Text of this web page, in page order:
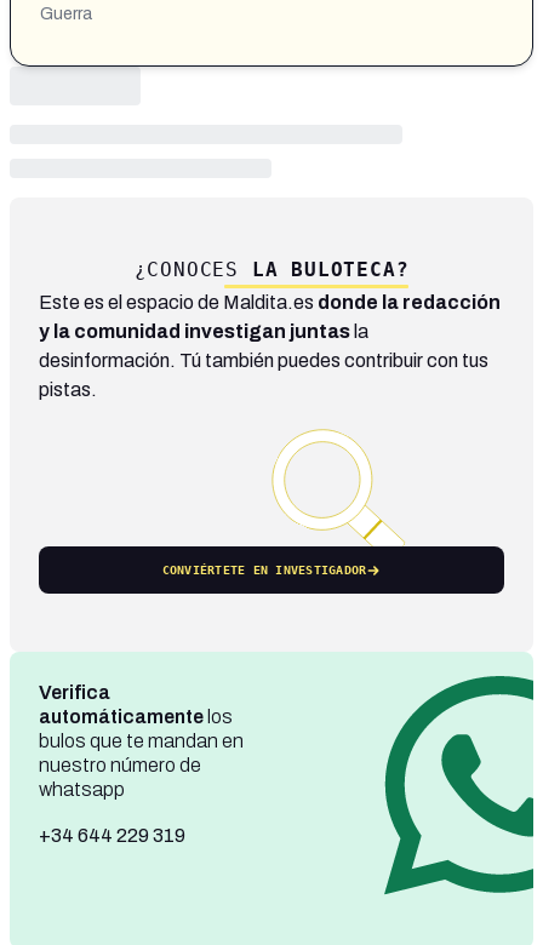
Guerra
¿CONOCES LA BULOTECA?
Este es el espacio de Maldita.es donde la redacción
y la comunidad investigan juntas la
desinformación. Tú también puedes contribuir con tus
pistas.
CONVIÉRTETE EN INVESTIGADOR
Verifica
automáticamente los
bulos que te mandan en
nuestro número de
whatsapp
+34 644 229 319